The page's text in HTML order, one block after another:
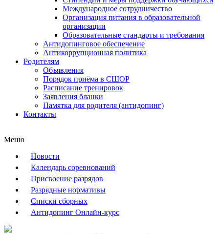
Международное сотрудничество
Организация питания в образовательной
организации
Образовательные стандарты и требования
Антидопинговое обеспечение
Антикоррупционная политика
Родителям
Объявления
Порядок приёма в СШОР
Расписание тренировок
Заявления бланки
Памятка для родителя (антидопинг)
Контакты
Меню
Новости
Календарь соревнований
Присвоение разрядов
Разрядные нормативы
Списки сборных
Антидопинг Онлайн-курс